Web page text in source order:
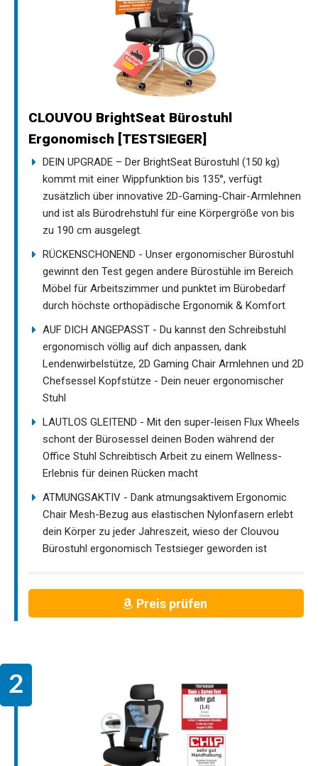
CLOUVOU BrightSeat Bürostuhl
Ergonomisch [TESTSIEGER]
DEIN UPGRADE – Der BrightSeat Bürostuhl (150 kg)
kommt mit einer Wippfunktion bis 135°, verfügt
zusätzlich über innovative 2D-Gaming-Chair-Armlehnen
und ist als Bürodrehstuhl für eine Körpergröße von bis
zu 190 cm ausgelegt.
RÜCKENSCHONEND - Unser ergonomischer Bürostuhl
gewinnt den Test gegen andere Bürostühle im Bereich
Möbel für Arbeitszimmer und punktet im Bürobedarf
durch höchste orthopädische Ergonomik & Komfort
AUF DICH ANGEPASST - Du kannst den Schreibstuhl
ergonomisch völlig auf dich anpassen, dank
Lendenwirbelstütze, 2D Gaming Chair Armlehnen und 2D
Chefsessel Kopfstütze - Dein neuer ergonomischer
Stuhl
LAUTLOS GLEITEND - Mit den super-leisen Flux Wheels
schont der Bürosessel deinen Boden während der
Office Stuhl Schreibtisch Arbeit zu einem Wellness-
Erlebnis für deinen Rücken macht
ATMUNGSAKTIV - Dank atmungsaktivem Ergonomic
Chair Mesh-Bezug aus elastischen Nylonfasern erlebt
dein Körper zu jeder Jahreszeit, wieso der Clouvou
Bürostuhl ergonomisch Testsieger geworden ist
Preis prüfen